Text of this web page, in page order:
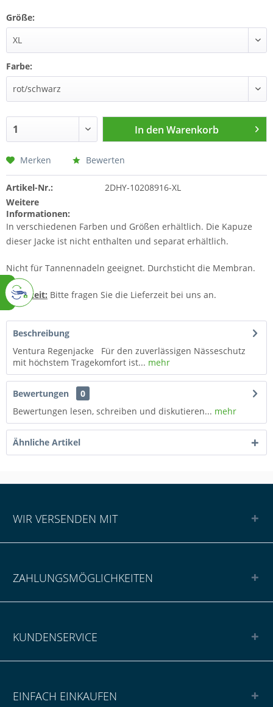
Größe:
Farbe:
In den Warenkorb
Merken Bewerten
Artikel-Nr.:
2DHY-10208916-XL
Weitere
Informationen:
In verschiedenen Farben und Größen erhältlich. Die Kapuze
dieser Jacke ist nicht enthalten und separat erhältlich.
Nicht für Tannennadeln geeignet. Durchsticht die Membran.
Lieferzeit: Bitte fragen Sie die Lieferzeit bei uns an.
Beschreibung
Ventura Regenjacke Für den zuverlässigen Nässeschutz
mit höchstem Tragekomfort ist... mehr
Bewertungen
0
Bewertungen lesen, schreiben und diskutieren... mehr
Ähnliche Artikel
WIR VERSENDEN MIT
ZAHLUNGSMÖGLICHKEITEN
KUNDENSERVICE
EINFACH EINKAUFEN